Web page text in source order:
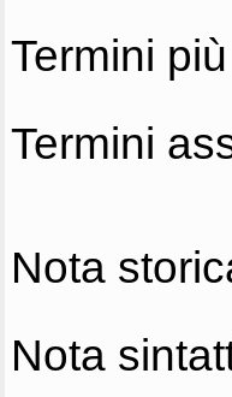
Termini
Termini
Nota
Nota